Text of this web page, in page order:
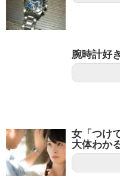
腕時計好
女「つけ
大体わかる